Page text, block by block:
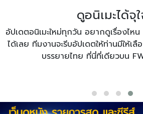
ดูอนิเมะได้จุ
อัปเดตอนิเมะใหม่ทุกวัน อยากดูเรื่องไห
ได้เลย ทีมงานจะรีบอัปเดตให้ท่านมีให้เ
บรรยายไทย ที่นี่ที่เดียวบน